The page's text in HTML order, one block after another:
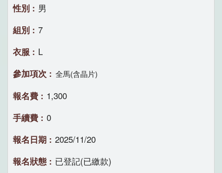
男
7
L
全馬(含晶片)
1,300
0
2025/11/20
已登記(已繳款)